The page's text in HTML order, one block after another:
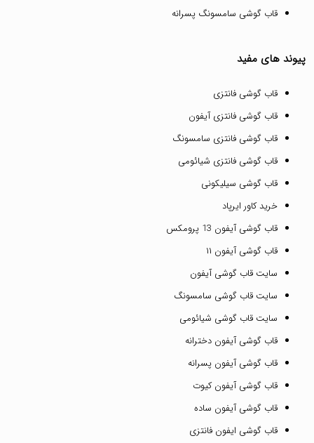
قاب گوشی سامسونگ پسرانه
پیوند های مفید
قاب گوشی فانتزی
قاب گوشی فانتزی آیفون
قاب گوشی فانتزی سامسونگ
قاب گوشی فانتزی شیائومی
قاب گوشی سیلیکونی
خرید کاور ایرپاد
قاب گوشی آیفون 13 پرومکس
قاب گوشی آیفون ۱۱
سایت قاب گوشی آیفون
سایت قاب گوشی سامسونگ
سایت قاب گوشی شیائومی
قاب گوشی آیفون دخترانه
قاب گوشی آیفون پسرانه
قاب گوشی آیفون کیوت
قاب گوشی آیفون ساده
قاب گوشی ایفون فانتزی